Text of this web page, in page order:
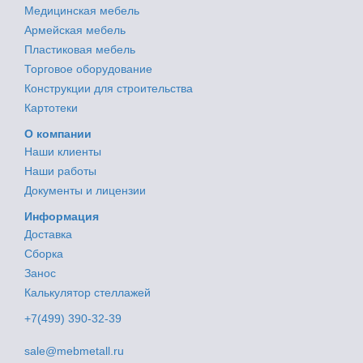
Медицинская мебель
Армейская мебель
Пластиковая мебель
Торговое оборудование
Конструкции для строительства
Картотеки
О компании
Наши клиенты
Наши работы
Документы и лицензии
Информация
Доставка
Сборка
Занос
Калькулятор стеллажей
+7(499) 390-32-39
sale@mebmetall.ru